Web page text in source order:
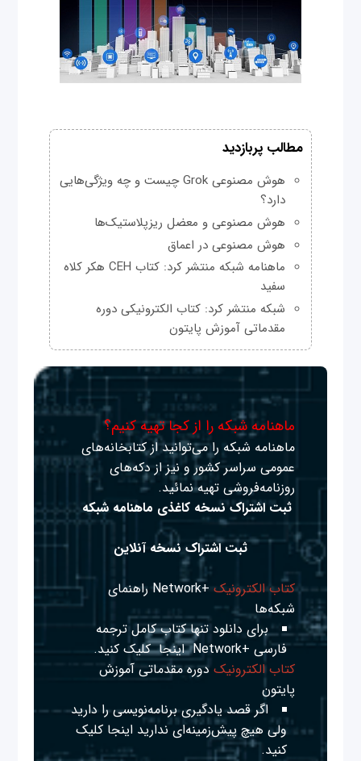
مطالب پربازدید
هوش مصنوعی Grok چیست و چه ویژگی‌هایی
دارد؟
هوش مصنوعی و معضل ریزپلاستیک‌ها
هوش مصنوعی در اعماق
ماهنامه شبکه منتشر کرد: کتاب CEH هکر کلاه
سفید
شبکه منتشر کرد: کتاب الکترونیکی دوره
مقدماتی آموزش پایتون
ماهنامه شبکه را از کجا تهیه کنیم؟
ماهنامه شبکه را می‌توانید از کتابخانه‌های
عمومی سراسر کشور و نیز از دکه‌های
روزنامه‌فروشی تهیه نمائید.
ثبت اشتراک نسخه کاغذی ماهنامه شبکه
ثبت اشتراک نسخه آنلاین
کتاب الکترونیک
+Network راهنمای
شبکه‌ها
برای دانلود تنها کتاب کامل ترجمه
فارسی +Network
اینجا کلیک کنید.
کتاب الکترونیک دوره مقدماتی آموزش
پایتون
اگر قصد یادگیری برنامه‌نویسی را دارید
ولی هیچ پیش‌زمینه‌ای نداریداینجا کلیک
کنید.